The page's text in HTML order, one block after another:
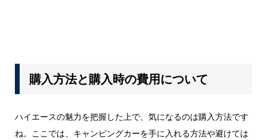
購入方法と購入時の費用について
ハイエースの魅力を把握した上で、気になるのは購入方法です
ね。ここでは、キャンピングカーを手に入れる方法や避けては